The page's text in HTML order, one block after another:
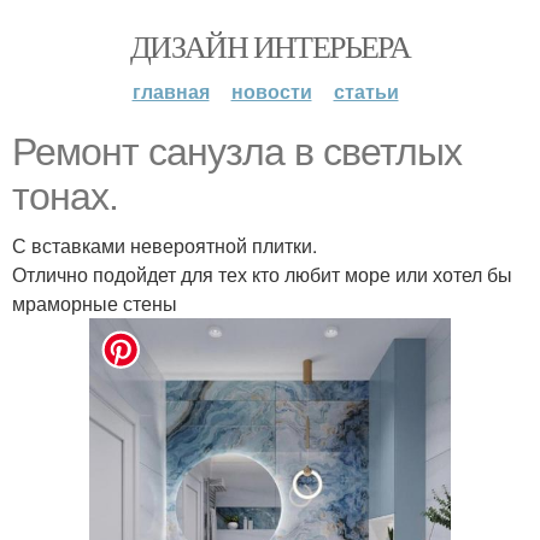
ДИЗАЙН ИНТЕРЬЕРА
главная новости статьи
Ремонт санузла в светлых
тонах.
С вставками невероятной плитки.
Отлично подойдет для тех кто любит море или хотел бы
мраморные стены